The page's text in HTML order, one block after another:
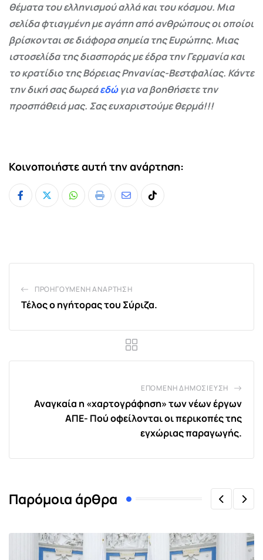
θέματα του ελληνισμού αλλά και του κόσμου. Μια
σελίδα φτιαγμένη με αγάπη από ανθρώπους οι οποίοι
βρίσκονται σε διάφορα σημεία της Ευρώπης. Μιας
ιστοσελίδα της διασποράς με έδρα την Γερμανία και
το κρατίδιο της Βόρειας Ρηνανίας-Βεστφαλίας. Κάντε
την δική σας δωρεάεδώγια να βοηθήσετε την
προσπάθειά μας. Σας ευχαριστούμε θερμά!!!
Κοινοποιήστε αυτή την ανάρτηση:
Whatsapp
Print
ShareTiktok
ΠΡΟΗΓΟΎΜΕΝΗ ΑΝΆΡΤΗΣΗ
Τέλος ο ηγήτορας του Σύριζα.
ΕΠΌΜΕΝΗ ΔΗΜΟΣΊΕΥΣΗ
Αναγκαία η «χαρτογράφηση» των νέων έργων
ΑΠΕ- Πού οφείλονται οι περικοπές της
εγχώριας παραγωγής.
Παρόμοια άρθρα